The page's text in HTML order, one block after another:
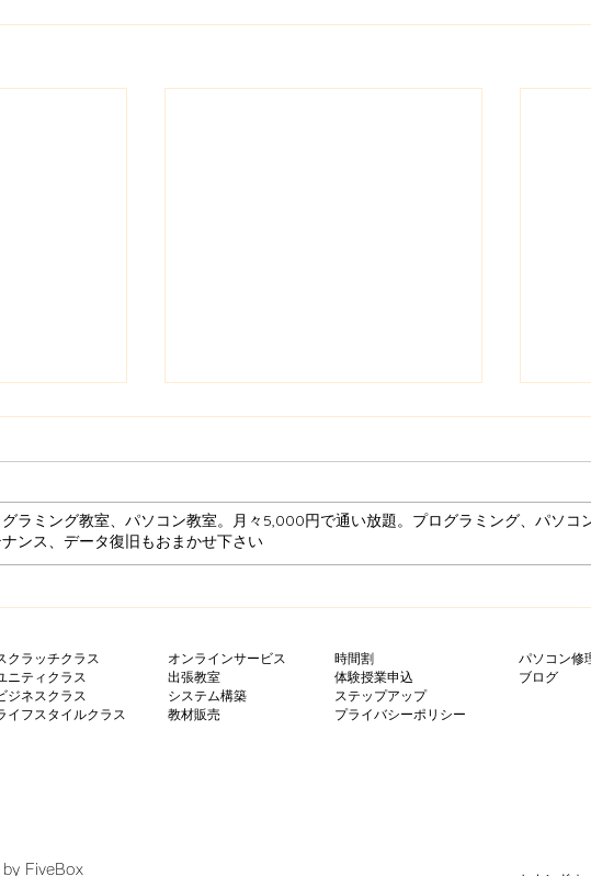
の使い
Unityのコルーチンで使う
まとめ
一
方
グラミング教室、パソコン教室。月々5,000円で通い放題。プログラミング、パソ
ンス、データ復旧もおまかせ下さい
クラッチクラス
ニティクラス
ジネスクラス
イフスタイルクラス
オンラインサービス
出張教室
システム構築
​教材販売
FiveBox
時間割
体験授業申込
ステップアップ
プライバシーポリシー
パソコン修
ブログ